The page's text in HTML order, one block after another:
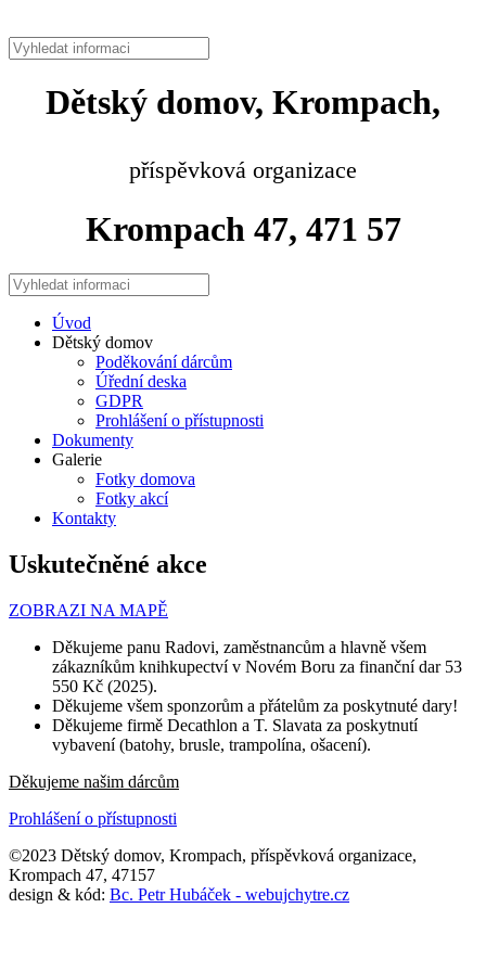
Dětský domov, Krompach,
příspěvková organizace
Krompach 47, 471 57
Úvod
Dětský domov
Poděkování dárcům
Úřední deska
GDPR
Prohlášení o přístupnosti
Dokumenty
Galerie
Fotky domova
Fotky akcí
Kontakty
Uskutečněné akce
ZOBRAZI NA MAPĚ
Děkujeme panu Radovi, zaměstnancům a hlavně všem
zákazníkům knihkupectví v Novém Boru za finanční dar 53
550 Kč (2025).
Děkujeme všem sponzorům a přátelům za poskytnuté dary!
Děkujeme firmě Decathlon a T. Slavata za poskytnutí
vybavení (batohy, brusle, trampolína, ošacení).
Děkujeme našim dárcům
Prohlášení o přístupnosti
©2023 Dětský domov, Krompach, příspěvková organizace,
Krompach 47, 47157
design & kód: Bc. Petr Hubáček - webujchytre.cz